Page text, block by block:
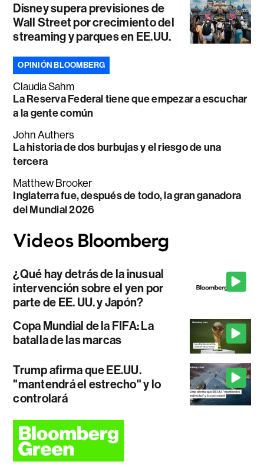
Disney supera previsiones de
Wall Street por crecimiento del
streaming y parques en EE.UU.
OPINIÓN BLOOMBERG
Claudia Sahm
La Reserva Federal tiene que empezar a escuchar
a la gente común
John Authers
La historia de dos burbujas y el riesgo de una
tercera
Matthew Brooker
Inglaterra fue, después de todo, la gran ganadora
del Mundial 2026
¿Qué hay detrás de la inusual
intervención sobre el yen por
parte de EE. UU. y Japón?
Copa Mundial de la FIFA: La
batalla de las marcas
Trump afirma que EE.UU.
"mantendrá el estrecho" y lo
controlará